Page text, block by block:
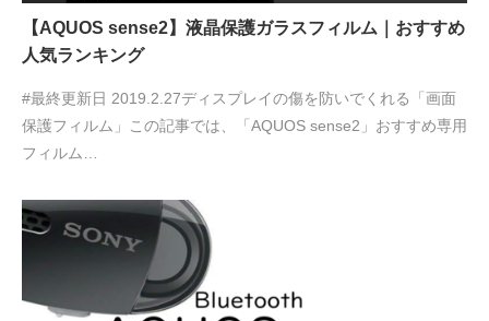
【AQUOS sense2】液晶保護ガラスフィルム｜おすすめ
人気ランキング
#最終更新日 2019.2.27ディスプレイの傷を防いでくれる「画面
保護フィルム」この記事では、「AQUOS sense2」おすすめ専用
フィルム…